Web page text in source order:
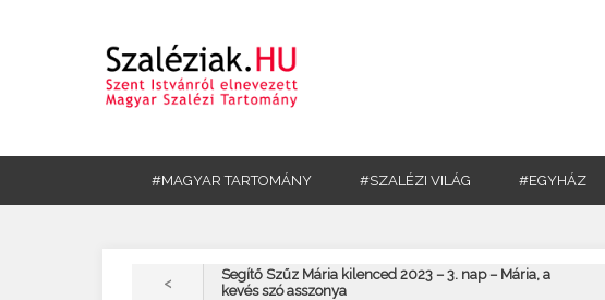
#MAGYAR TARTOMÁNY #SZALÉZI VILÁG #EGYHÁZ
<
Segítő Szűz Mária kilenced 2023 – 3. nap – Mária, a
kevés szó asszonya